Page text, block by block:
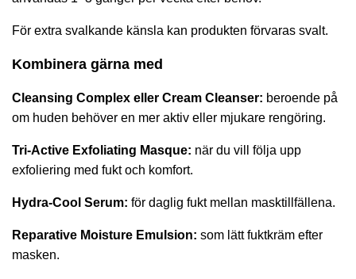
För extra svalkande känsla kan produkten förvaras svalt.
Kombinera gärna med
Cleansing Complex eller Cream Cleanser: beroende på
om huden behöver en mer aktiv eller mjukare rengöring.
Tri-Active Exfoliating Masque: när du vill följa upp
exfoliering med fukt och komfort.
Hydra-Cool Serum: för daglig fukt mellan masktillfällena.
Reparative Moisture Emulsion: som lätt fuktkräm efter
masken.